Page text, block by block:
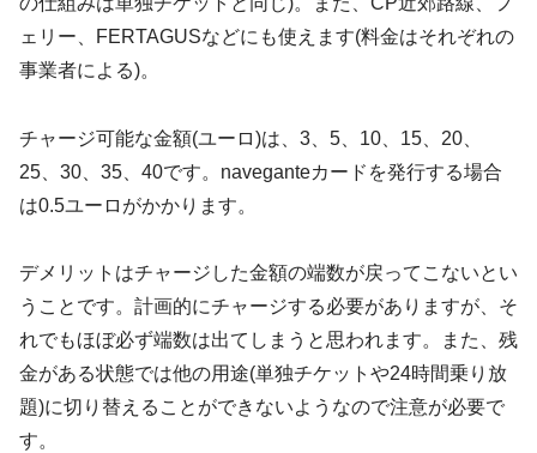
ェリー、FERTAGUSなどにも使えます(料金はそれぞれの
事業者による)。
チャージ可能な金額(ユーロ)は、3、5、10、15、20、
25、30、35、40です。naveganteカードを発行する場合
は0.5ユーロがかかります。
デメリットはチャージした金額の端数が戻ってこないとい
うことです。計画的にチャージする必要がありますが、そ
れでもほぼ必ず端数は出てしまうと思われます。また、残
金がある状態では他の用途(単独チケットや24時間乗り放
題)に切り替えることができないようなので注意が必要で
す。